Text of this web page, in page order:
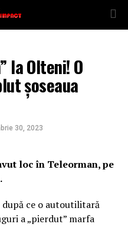
la Olteni! O
șoseaua
30, 2023
loc în Teleorman, pe
după ce o autoutilitară
a „pierdut” marfa